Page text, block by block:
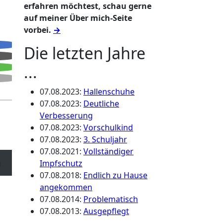
erfahren möchtest, schau gerne
auf meiner Über mich-Seite
vorbei. →
Die letzten Jahre
...
07.08.2023: Hallenschuhe
07.08.2023: Deutliche
Verbesserung
07.08.2023: Vorschulkind
07.08.2023: 3. Schuljahr
07.08.2021: Vollständiger
Impfschutz
07.08.2018: Endlich zu Hause
angekommen
07.08.2014: Problematisch
07.08.2013: Ausgepflegt